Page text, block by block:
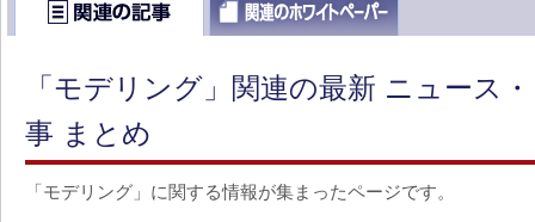
「モデリング」関連の最新 ニュース
事 まとめ
「モデリング」に関する情報が集まったページです。